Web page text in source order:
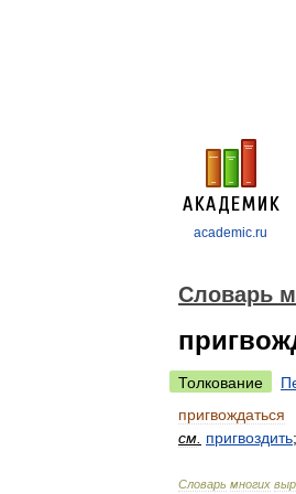
academic.ru
Словарь
Толкование
пригвождаться
см пригвоздить
Словарь многих